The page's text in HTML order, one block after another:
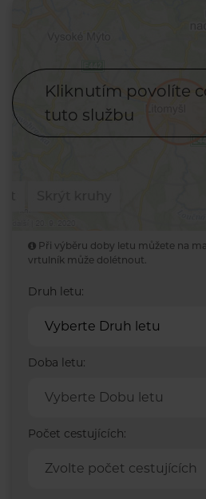
Kliknutím povolíte
tuto službu
Při výběru doby letu můžete na
vrtulník může dolétnout.
Druh letu:
Vyberte Druh letu
Doba letu:
Vyberte Dobu letu
Počet cestujících:
Zvolte počet cestujících